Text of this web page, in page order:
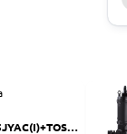
5